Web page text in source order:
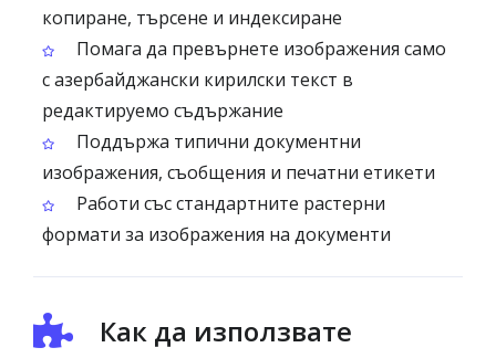
копиране, търсене и индексиране
Помага да превърнете изображения само
с азербайджански кирилски текст в
редактируемо съдържание
Поддържа типични документни
изображения, съобщения и печатни етикети
Работи със стандартните растерни
формати за изображения на документи
Как да използвате